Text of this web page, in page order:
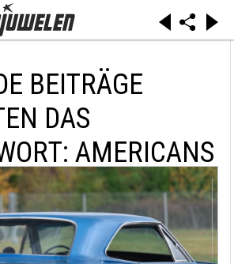
BEITRÄGE
DAS
AMERICANS